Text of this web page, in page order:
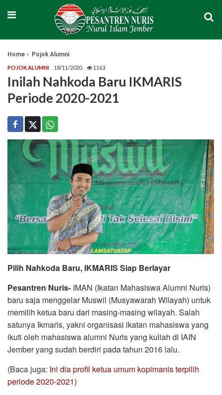
Home Pojok Alumni
POJOK ALUMNI 18/11/2020 1163
Inilah Nahkoda Baru IKMARIS
Periode 2020-2021
Pilih Nahkoda Baru, IKMARIS Siap Berlayar
Pesantren Nuris- IMAN (Ikatan Mahasiswa Alumni Nuris)
baru saja menggelar Muswil (Musyawarah Wilayah) untuk
memilih ketua baru dari masing-masing wilayah. Salah
satunya Ikmaris, yakni organisasi ikatan mahasiswa yang
ikuti oleh mahasiswa alumni Nuris yang kuliah di IAIN
Jember yang sudah berdiri pada tahun 2016 lalu.
(Baca juga: Ini dia profil ketua umum kopimanis terpilih
periode 2020-2021)